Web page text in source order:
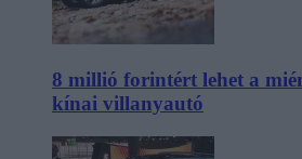
8 millió forintért lehet a
kínai villanyautó